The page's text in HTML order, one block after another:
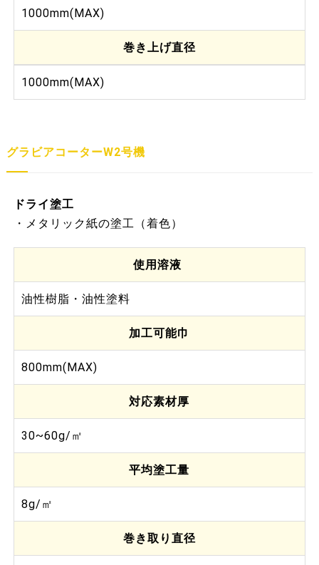
1000mm(MAX)
巻き上げ直径
1000mm(MAX)
グラビアコーターW2号機
ドライ塗工
・メタリック紙の塗工（着色）
使用溶液
油性樹脂・油性塗料
加工可能巾
800mm(MAX)
対応素材厚
30~60g/㎡
平均塗工量
8g/㎡
巻き取り直径